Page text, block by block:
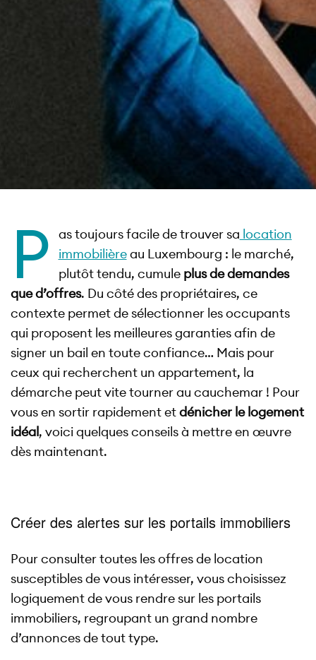
P as toujours facile de trouver sa location
immobilièreau Luxembourg : le marché,
plutôt tendu, cumule plus de demandes
que d’offres. Du côté des propriétaires, ce
contexte permet de sélectionner les occupants
qui proposent les meilleures garanties afin de
signer un bail en toute confiance… Mais pour
ceux qui recherchent un appartement, la
démarche peut vite tourner au cauchemar ! Pour
vous en sortir rapidement etdénicher le logement
idéal, voici quelques conseils à mettre en œuvre
dès maintenant.
Créer des alertes sur les portails immobiliers
Pour consulter toutes les offres de location
susceptibles de vous intéresser, vous choisissez
logiquement de vous rendre sur les portails
immobiliers, regroupant un grand nombre
d’annonces de tout type.